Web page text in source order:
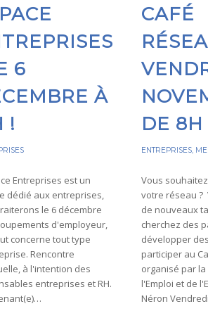
6
À
!
Entreprises est un
dédié aux entreprises,
le 6 décembre
d'employeur,
concerne tout type
Rencontre
à l'intention des
entreprises et RH.
CAFÉ
DE 8H
ENTREPRISES,
Vous
votre réseau ?
de nouveaux
cherchez des
développer
participer au
organisé par
l'Emploi et de
Néron